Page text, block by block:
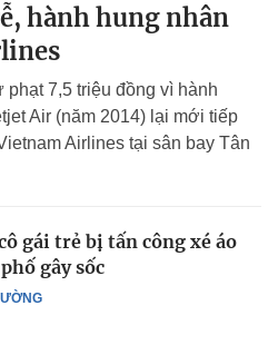
hành hung nhân
7,5 triệu đồng vì hành
Air (năm 2014) lại mới tiếp
Airlines tại sân bay Tân
gái trẻ bị tấn công xé áo
gây sốc